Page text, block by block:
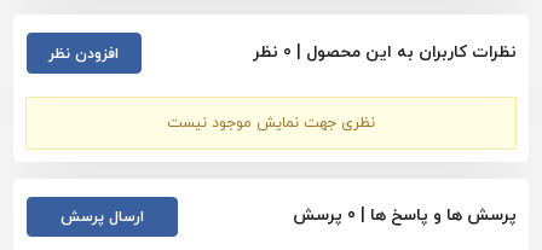
نظرات کاربران به این محصول | 0 نظر افزودن نظر
نظری جهت نمایش موجود نیست
پرسش ها و پاسخ ها | 0 پرسش ارسال پرسش